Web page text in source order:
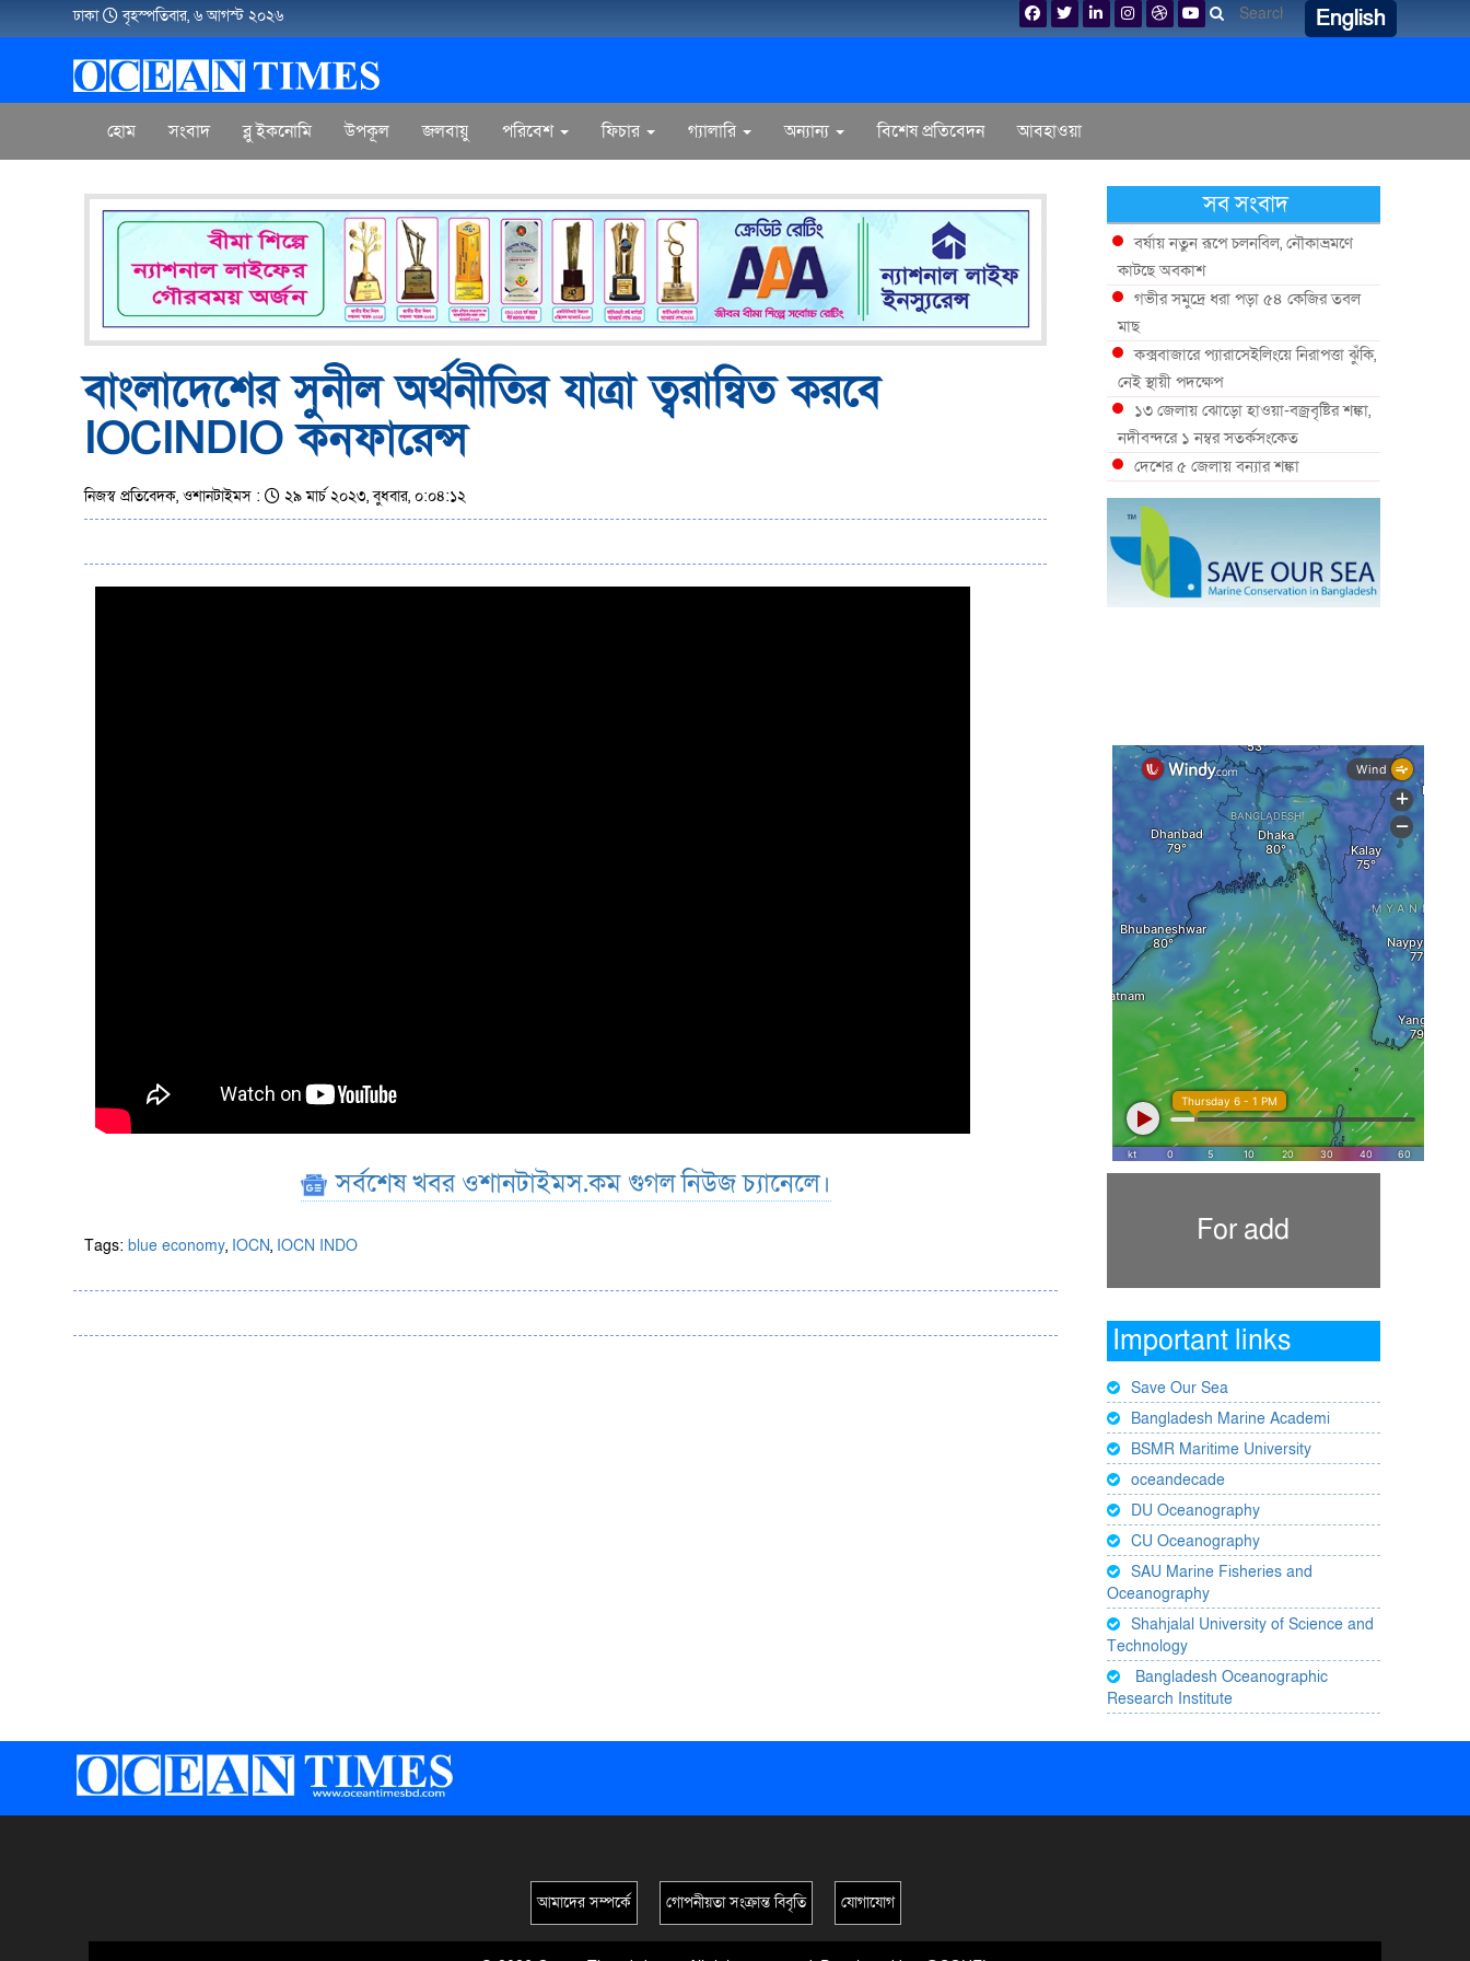
ঢাকা বৃহস্পতিবার, ৬ আগস্ট ২০২৬ English
হোম সংবাদ ব্লু ইকনোমি উপকূল জলবায়ু পরিবেশ ফিচার গ্যালারি অন্যান্য বিশেষ প্রতিবেদন আবহাওয়া
বাংলাদেশের সুনীল অর্থনীতির যাত্রা ত্বরান্বিত করবে
IOCINDIO কনফারেন্স
নিজস্ব প্রতিবেদক, ওশানটাইমস : ২৯ মার্চ ২০২৩, বুধবার, ০:০৪:১২
সর্বশেষ খবর ওশানটাইমস.কম গুগল নিউজ চ্যানেলে।
Tags:blue economy, IOCN, IOCN INDO
সব সংবাদ
বর্ষায় নতুন রূপে চলনবিল, নৌকাভ্রমণে
কাটছে অবকাশ
গভীর সমুদ্রে ধরা পড়া ৫৪ কেজির তবল
মাছ
কক্সবাজারে প্যারাসেইলিংয়ে নিরাপত্তা ঝুঁকি,
নেই স্থায়ী পদক্ষেপ
১৩ জেলায় ঝোড়ো হাওয়া-বজ্রবৃষ্টির শঙ্কা,
নদীবন্দরে ১ নম্বর সতর্কসংকেত
দেশের ৫ জেলায় বন্যার শঙ্কা
দেশের বিভিন্ন অঞ্চলে বজ্রবৃষ্টির আভাস,
ঢাকার আকাশও মেঘলা
আগস্টে টানা বৃষ্টি ও বন্যার আভাস, সাগরে
একাধিক লঘুচাপের শঙ্কা
স্বস্তি ও শঙ্কার পূর্বাভাস দিল আবহাওয়া
For add
Important links
Save Our Sea
Bangladesh Marine Academi
BSMR Maritime University
oceandecade
DU Oceanography
CU Oceanography
SAU Marine Fisheries and
Oceanography
Shahjalal University of Science and
Technology
Bangladesh Oceanographic
Research Institute
আমাদের সম্পর্কে গোপনীয়তা সংক্রান্ত বিবৃতি যোগাযোগ